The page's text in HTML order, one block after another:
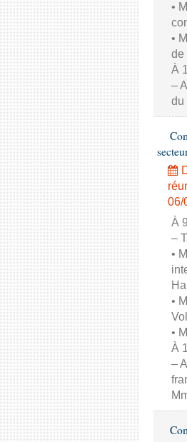
•
•
de
À
–
du
06/
À
–
•
•
•
À
–